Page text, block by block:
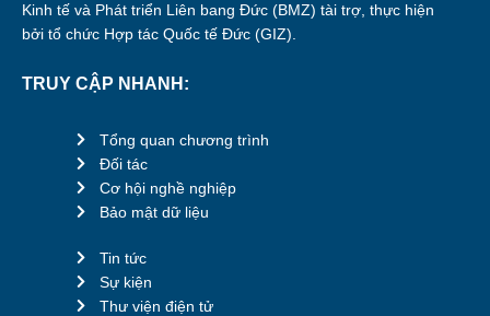
Kinh tế và Phát triển Liên bang Đức (BMZ) tài trợ, thực hiện
bởi tổ chức Hợp tác Quốc tế Đức (GIZ).
TRUY CẬP NHANH:
Tổng quan chương trình
Đối tác
Cơ hội nghề nghiệp
Bảo mật dữ liệu
Tin tức
Sự kiện
Thư viện điện tử